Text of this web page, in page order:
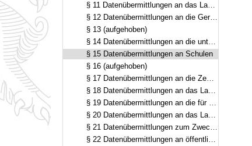
§ 11 Datenübermittlungen an das Landesamt für Verfassungsschutz
§ 12 Datenübermittlungen an die Gerichtsvollzieher und die Vollstreckungsstellen der Finanzbehörden
§ 13 (aufgehoben)
§ 14 Datenübermittlungen an die unteren Behörden für Gesundheit, Veterinärwesen, Ernährung und Verbraucherschutz
§ 15 Datenübermittlungen an Schulen
§ 16 (aufgehoben)
§ 17 Datenübermittlungen an die Zentrale Stelle bei der Kassenärztlichen Vereinigung in Bayern
§ 18 Datenübermittlungen an das Landesamt für Gesundheit und Lebensmittelsicherheit
§ 19 Datenübermittlungen an die für die Abfallentsorgung zuständigen Behörden
§ 20 Datenübermittlungen an das Landesamt für Statistik
§ 21 Datenübermittlungen zum Zweck von Ehrungen
§ 22 Datenübermittlungen an öffentlich-rechtliche Religionsgesellschaften